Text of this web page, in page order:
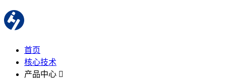
首页
核心技术
产品中心